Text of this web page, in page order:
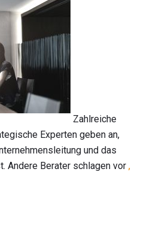
Zahlreiche
Experten geben an,
und das
Andere Berater schlagen vor ,